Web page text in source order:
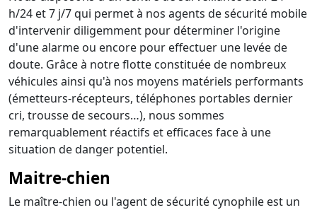
h/24 et 7 j/7 qui permet à nos agents de sécurité mobile
d'intervenir diligemment pour déterminer l'origine
d'une alarme ou encore pour effectuer une levée de
doute. Grâce à notre flotte constituée de nombreux
véhicules ainsi qu'à nos moyens matériels performants
(émetteurs-récepteurs, téléphones portables dernier
cri, trousse de secours…), nous sommes
remarquablement réactifs et efficaces face à une
situation de danger potentiel.
Maitre-chien
Le maître-chien ou l'agent de sécurité cynophile est un